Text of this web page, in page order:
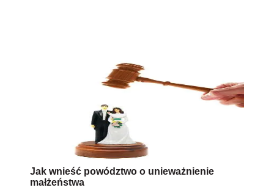
Jak wnieść powództwo o unieważnienie
małżeństwa